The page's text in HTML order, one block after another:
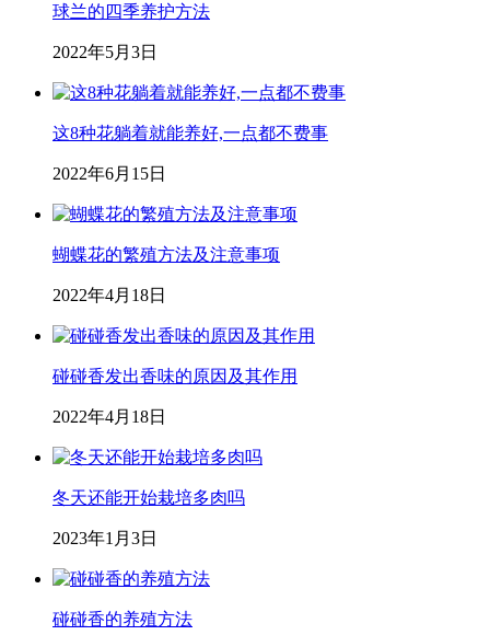
球兰的四季养护方法
2022年5月3日
这8种花躺着就能养好,一点都不费事
2022年6月15日
蝴蝶花的繁殖方法及注意事项
2022年4月18日
碰碰香发出香味的原因及其作用
2022年4月18日
冬天还能开始栽培多肉吗
2023年1月3日
碰碰香的养殖方法